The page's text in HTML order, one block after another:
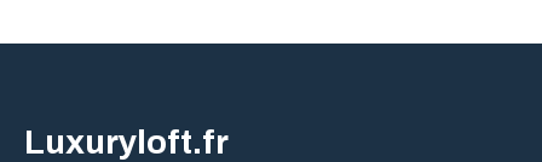
Luxuryloft.fr